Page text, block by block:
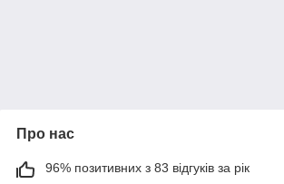
Про нас
96% позитивних з 83 відгуків за рік